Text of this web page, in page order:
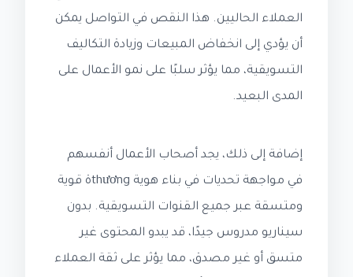
العملاء الحاليين. هذا النقص في التواصل يمكن
أن يؤدي إلى انخفاض المبيعات وزيادة التكاليف
التسويقية، مما يؤثر سلبًا على نمو الأعمال على
المدى البعيد.
إضافة إلى ذلك، يجد أصحاب الأعمال أنفسهم
في مواجهة تحديات في بناء هوية thươngة قوية
ومتسقة عبر جميع القنوات التسويقية. بدون
سيناريو مدروس جيدًا، قد يبدو المحتوى غير
متسق أو غير مصدق، مما يؤثر على ثقة العملاء